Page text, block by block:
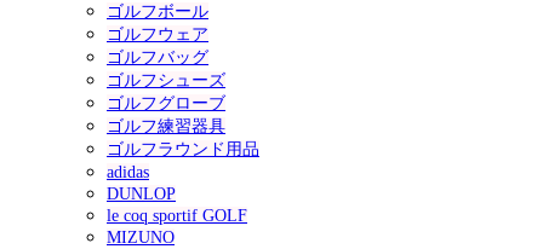
ゴルフボール
ゴルフウェア
ゴルフバッグ
ゴルフシューズ
ゴルフグローブ
ゴルフ練習器具
ゴルフラウンド用品
adidas
DUNLOP
le coq sportif GOLF
MIZUNO